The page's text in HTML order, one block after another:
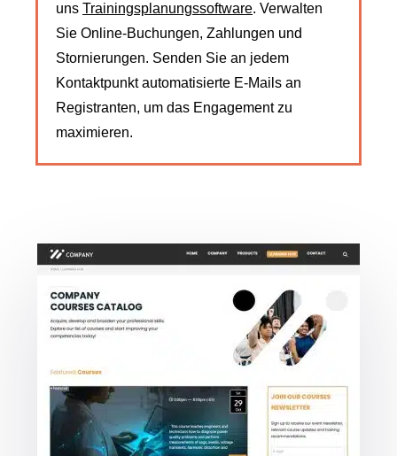
uns Trainingsplanungssoftware. Verwalten
Sie Online-Buchungen, Zahlungen und
Stornierungen. Senden Sie an jedem
Kontaktpunkt automatisierte E-Mails an
Registranten, um das Engagement zu
maximieren.